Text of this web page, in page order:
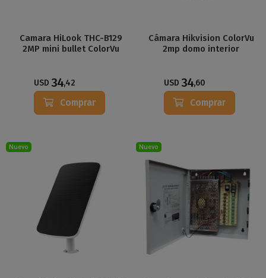
Camara HiLook THC-B129
2MP mini bullet ColorVu
USD 34,42
Comprar
Cámara Hikvision ColorVu
2mp domo interior
USD 34,60
Comprar
Nuevo Nuevo